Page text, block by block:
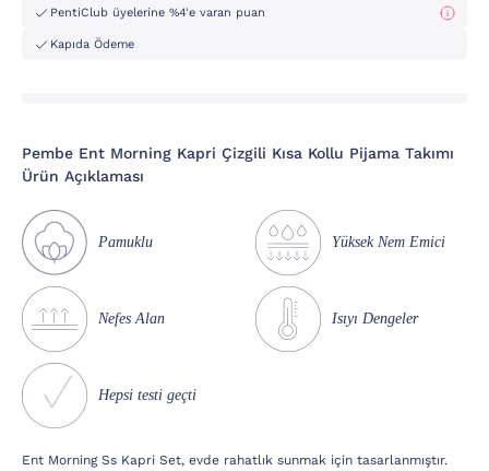
PentiClub üyelerine %4'e varan puan
Kapıda Ödeme
Pembe Ent Morning Kapri Çizgili Kısa Kollu Pijama Takımı
Ürün Açıklaması
Pamuklu Yüksek Nem Emici
Nefes Alan Isıyı Dengeler
Hepsi testi geçti
Ent Morning Ss Kapri Set, evde rahatlık sunmak için tasarlanmıştır.